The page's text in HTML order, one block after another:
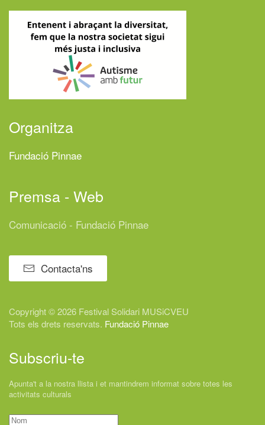
Organitza
Fundació Pinnae
Premsa - Web
Comunicació - Fundació Pinnae
Contacta'ns
Copyright © 2026 Festival Solidari MUSiCVEU
Tots els drets reservats. Fundació Pinnae
Subscriu-te
Apunta't a la nostra llista i et mantindrem informat sobre totes les
activitats culturals